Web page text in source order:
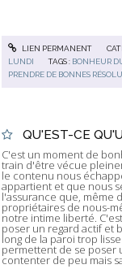
LIEN PERMANENT
LUNDI
TAGS : BONHEUR
PRENDRE DE BONNES
QU'EST-CE
C'est un moment de
train d'être vécue
le contenu nous
appartient et que nous
l'assurance que, même
propriétaires de nous-
notre intime liberté.
poser un regard actif et
long de la paroi trop
permettent de se poser
contenter de peu mais